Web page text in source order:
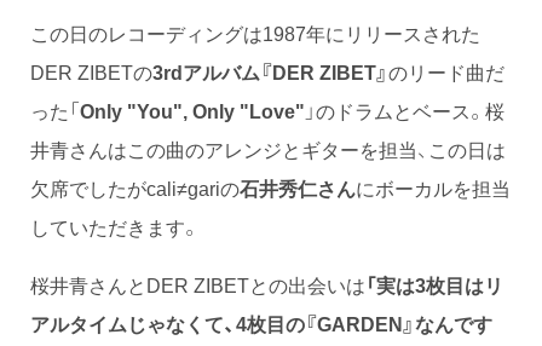
この日のレコーディングは1987年にリリースされた
DER ZIBETの3rdアルバム『DER ZIBET』のリード曲だ
った「Only "You", Only "Love" 」のドラムとベース。桜
井青さんはこの曲のアレンジとギターを担当、この日は
欠席でしたがcali≠gariの石井秀仁さんにボーカルを担当
していただきます。
桜井青さんとDER ZIBETとの出会いは「実は3枚目はリ
アルタイムじゃなくて、4枚目の『GARDEN』なんです